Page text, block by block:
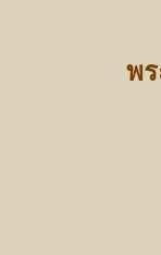
พ